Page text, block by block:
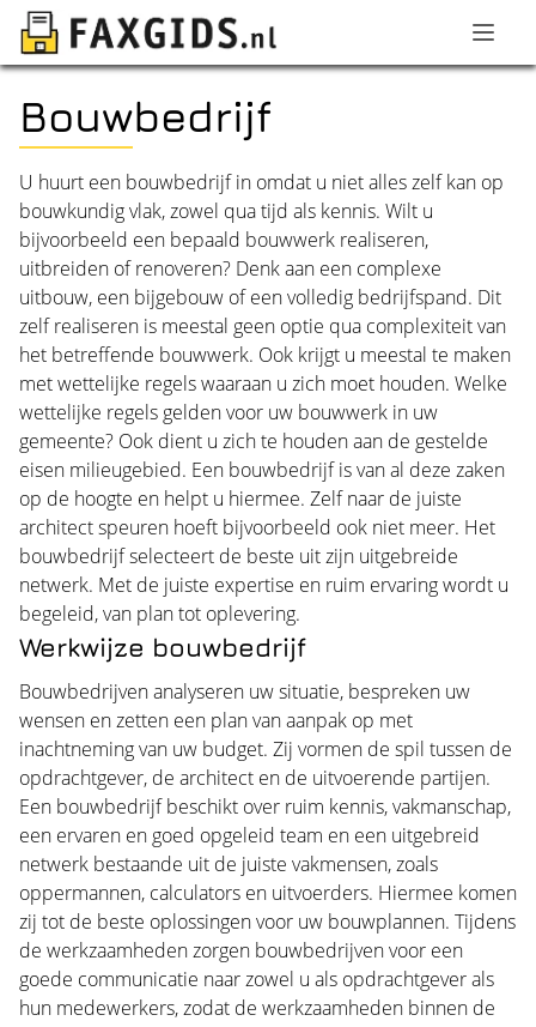
Bouwbedrijf
U huurt een bouwbedrijf in omdat u niet alles zelf kan op
bouwkundig vlak, zowel qua tijd als kennis. Wilt u
bijvoorbeeld een bepaald bouwwerk realiseren,
uitbreiden of renoveren? Denk aan een complexe
uitbouw, een bijgebouw of een volledig bedrijfspand. Dit
zelf realiseren is meestal geen optie qua complexiteit van
het betreffende bouwwerk. Ook krijgt u meestal te maken
met wettelijke regels waaraan u zich moet houden. Welke
wettelijke regels gelden voor uw bouwwerk in uw
gemeente? Ook dient u zich te houden aan de gestelde
eisen milieugebied. Een bouwbedrijf is van al deze zaken
op de hoogte en helpt u hiermee. Zelf naar de juiste
architect speuren hoeft bijvoorbeeld ook niet meer. Het
bouwbedrijf selecteert de beste uit zijn uitgebreide
netwerk. Met de juiste expertise en ruim ervaring wordt u
begeleid, van plan tot oplevering.
Werkwijze bouwbedrijf
Bouwbedrijven analyseren uw situatie, bespreken uw
wensen en zetten een plan van aanpak op met
inachtneming van uw budget. Zij vormen de spil tussen de
opdrachtgever, de architect en de uitvoerende partijen.
Een bouwbedrijf beschikt over ruim kennis, vakmanschap,
een ervaren en goed opgeleid team en een uitgebreid
netwerk bestaande uit de juiste vakmensen, zoals
oppermannen, calculators en uitvoerders. Hiermee komen
zij tot de beste oplossingen voor uw bouwplannen. Tijdens
de werkzaamheden zorgen bouwbedrijven voor een
goede communicatie naar zowel u als opdrachtgever als
hun medewerkers, zodat de werkzaamheden binnen de